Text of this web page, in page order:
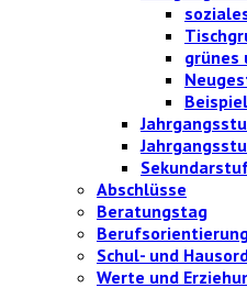
grünes
Abschlüsse
Beratungstag
Schul- und
Werte und